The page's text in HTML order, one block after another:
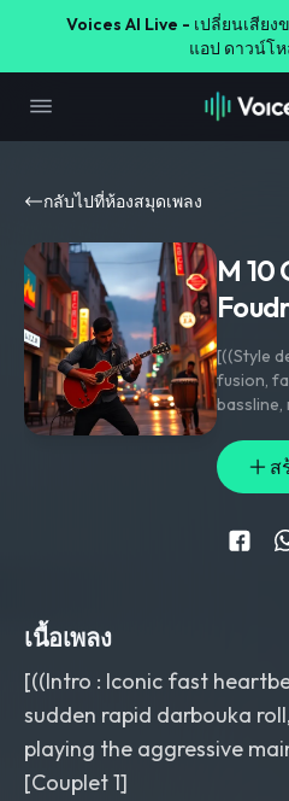
Voices AI Live - เปลี่ยนเสีย
แอป ดาวน์โ
กลับไปที่ห้องสมุดเพลง
M 10
​[((Style
fusion,
bassline,
dramatic
vocals ,
BPM))]
ส
เนื้อเพลง
[((Intro : Iconic fast
sudden rapid darbouka
playing the aggressive
​[Couplet 1]